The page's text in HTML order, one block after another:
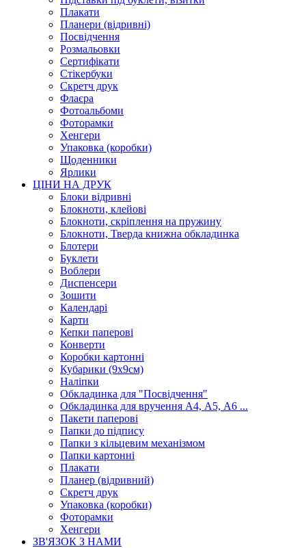
Плакати
Планери (відривні)
Посвідчення
Розмальовки
Сертифікати
Стікербуки
Скретч друк
Флаєра
Фотоальбоми
Фоторамки
Хенгери
Упаковка (коробки)
Щоденники
Ярлики
ЦІНИ НА ДРУК
Блоки відривні
Блокноти, клейові
Блокноти, скріплення на пружину
Блокноти, Тверда книжна обкладинка
Блотери
Буклети
Воблери
Диспенсери
Зошити
Календарі
Карти
Кепки паперові
Конверти
Коробки картонні
Кубарики (9х9см)
Наліпки
Обкладинка для "Посвідчення"
Обкладинка для вручення А4, А5, А6 ...
Пакети паперові
Папки до підпису
Папки з кільцевим механізмом
Папки картонні
Плакати
Планер (відривний)
Скретч друк
Упаковка (коробки)
Фоторамки
Хенгери
ЗВ'ЯЗОК З НАМИ